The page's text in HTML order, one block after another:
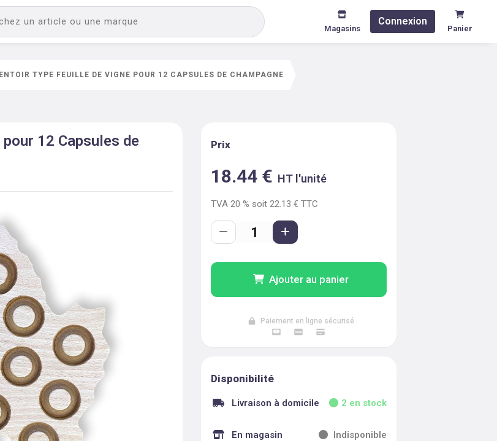
Magasins
Connexion
Panier
TYPE FEUILLE DE VIGNE POUR 12 CAPSULES DE CHAMPAGNE
12 Capsules de
Prix
18.44 € HT l'unité
TVA20 % soit 22.13 € TTC
Ajouter au panier
Paiement en ligne sécurisé
Disponibilité
Livraison à domicile 2 en stock
En magasin Indisponible